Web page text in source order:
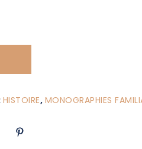
HISTOIRE, MONOGRAPHIES